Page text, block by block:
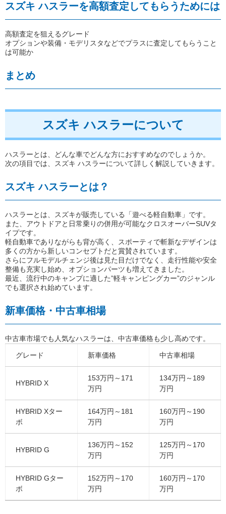
スズキ ハスラーを高額査定してもらうためには
高額査定を狙えるグレード
オプションや装備・モデリスタなどでプラスに査定してもらうこと
は可能か
まとめ
スズキ ハスラーについて
ハスラーとは、どんな車でどんな方におすすめなのでしょうか。
次の項目では、スズキ ハスラーについて詳しく解説していきます。
スズキ ハスラーとは？
ハスラーとは、スズキが販売している「遊べる軽自動車」です。
また、アウトドアと日常乗りの併用が可能なクロスオーバーSUVタ
イプです。
軽自動車でありながらも背が高く、スポーティで斬新なデザインは
多くの方から新しいコンセプトだと賞賛されています。
さらにフルモデルチェンジ後は見た目だけでなく、走行性能や安全
整備も充実し始め、オプションパーツも増えてきました。
最近、流行中のキャンプに適した”軽キャンピングカー”のジャンル
でも選択され始めています。
新車価格・中古車相場
中古車市場でも人気なハスラーは、中古車価格も少し高めです。
グレード 新車価格 中古車相場
HYBRID X
153万円～171
万円
134万円～189
万円
HYBRID Xター
ボ
164万円～181
万円
160万円～190
万円
HYBRID G
136万円～152
万円
125万円～170
万円
HYBRID Gター
ボ
152万円～170
万円
160万円～170
万円